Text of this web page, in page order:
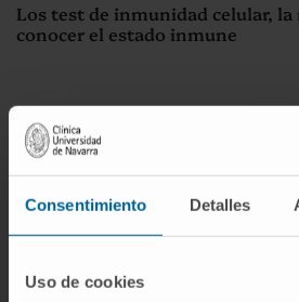
Consentimiento Detalles
Uso de cookies
Los test de inmunidad celular,
conocer el estado inmune